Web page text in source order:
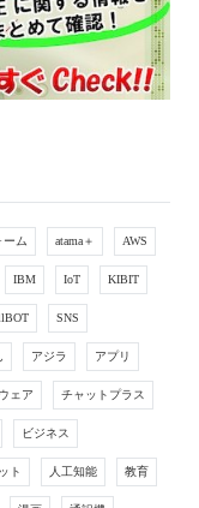
ーム atama＋ AWS
IBM IoT KIBIT
SNS
アジラ アプリ
ェア チャットプラス
ビジネス
ト 人工知能 教育